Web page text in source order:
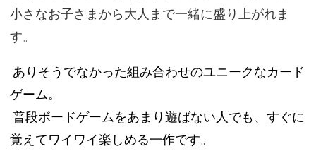
小さなお子さまから大人まで一緒に盛り上がれま
す。
ありそうでなかった組み合わせのユニークなカード
ゲーム。
普段ボードゲームをあまり遊ばない人でも、すぐに
覚えてワイワイ楽しめる一作です。